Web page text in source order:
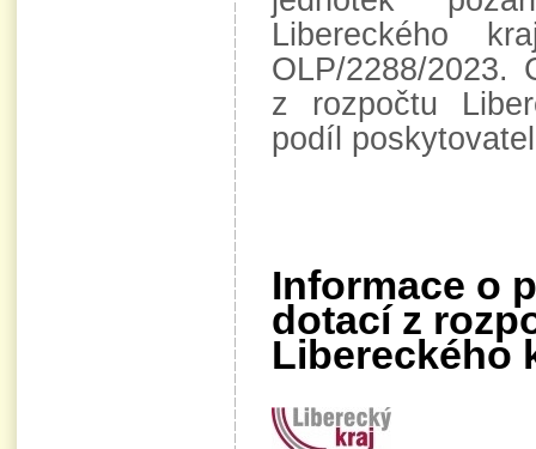
Libereckého
OLP/2288/2023.
z rozpočtu
podíl
Informace o
dotací z
Libereckého